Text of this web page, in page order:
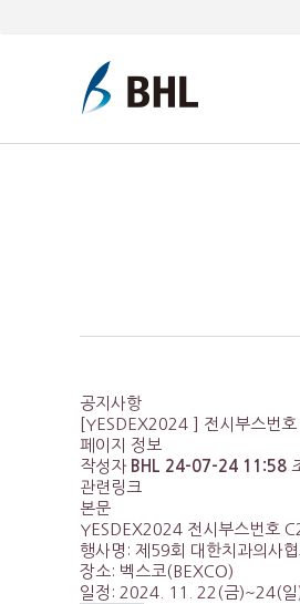
공지사항
[YESDEX2024 ] 전시부스번
페이지 정보
작성자 BHL 24-07-24 11:58
관련링크
본문
YESDEX2024 전시부스번호
행사명: 제59회 대한치과의
장소: 벡스코(BEXCO)
일정: 2024. 11. 22(금)~24(일